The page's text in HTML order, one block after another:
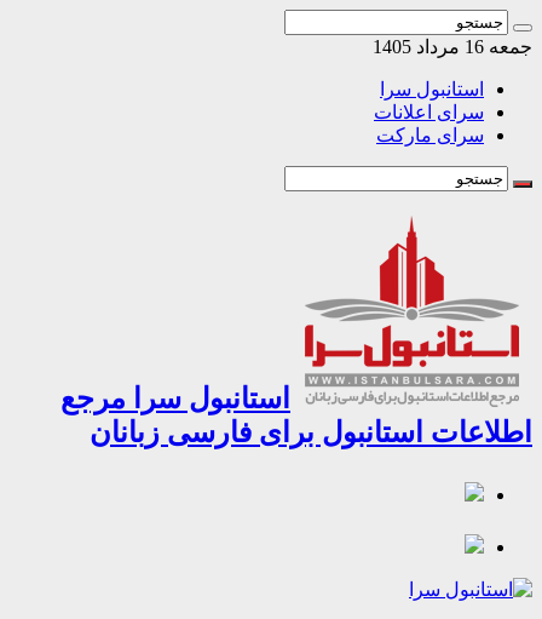
1405
استانبول سرا
سرای اعلانات
سرای مارکت
استانبول سرا مرجع
استانبول برای فارسی زبانان